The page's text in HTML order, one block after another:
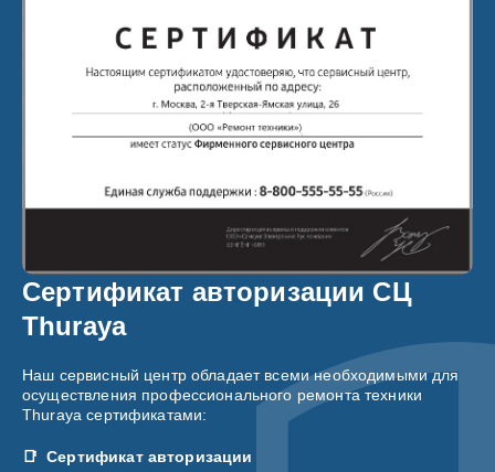
Сертификат авторизации СЦ
Thuraya
Наш сервисный центр обладает всеми необходимыми для
осуществления профессионального ремонта техники
Thuraya сертификатами:
Сертификат авторизации